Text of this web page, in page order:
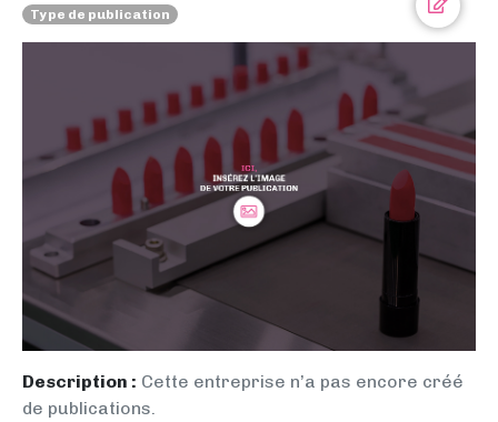
Type de publication
Description : Cette entreprise n’a pas encore créé
de publications.